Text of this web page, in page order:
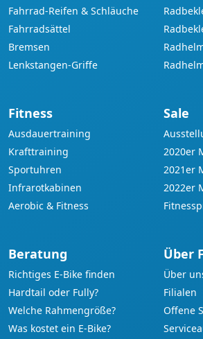
Fahrrad-Reifen & Schläuche
Fahrradsättel
Bremsen
Lenkstangen-Griffe
Fitness
Ausdauertraining
Krafttraining
Sportuhren
Infrarotkabinen
Aerobic & Fitness
Sale
2020er
2021er
2022er
Beratung
Richtiges E-Bike finden
Hardtail oder Fully?
Welche Rahmengröße?
Was kostet ein E-Bike?
Über
Über
Filialen
Offene